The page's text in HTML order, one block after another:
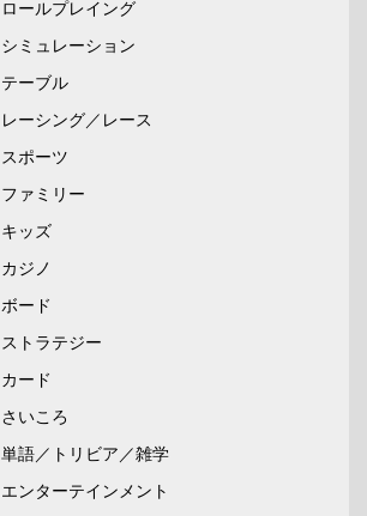
ロールプレイング
シミュレーション
テーブル
レーシング／レース
スポーツ
ファミリー
キッズ
カジノ
ボード
ストラテジー
カード
さいころ
単語／トリビア／雑学
エンターテインメント